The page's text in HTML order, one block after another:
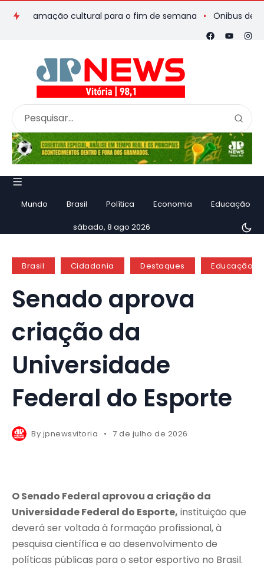
cultural para o fim de semana Ônibus de
Mundo Brasil Política Economia Educação
sábado, 8 ago 2026
Brasil Cidadania Destaques Educação
Senado aprova
criação da
Universidade
Federal do Esporte
By jpnewsvitoria 7 de julho de 2026
O Senado Federal aprovou a criação da
Universidade Federal do Esporte, instituição que
deverá ser voltada à formação profissional, à
pesquisa científica e ao desenvolvimento de
políticas públicas para o setor esportivo no Brasil.